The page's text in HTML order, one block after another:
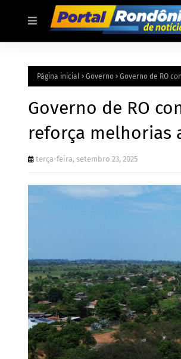
Página inicial Governo Governo de RO
Governo de RO
reforça melhorias
terça-feira, setembro 23, 2025